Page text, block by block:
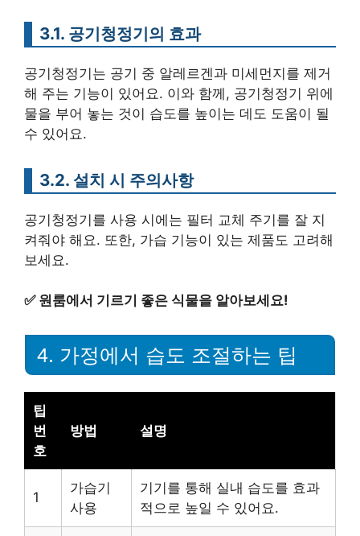
3.1. 공기청정기의 효과
공기청정기는 공기 중 알레르겐과 미세먼지를 제거
해 주는 기능이 있어요. 이와 함께, 공기청정기 위에
물을 부어 놓는 것이 습도를 높이는 데도 도움이 될
수 있어요.
3.2. 설치 시 주의사항
공기청정기를 사용 시에는 필터 교체 주기를 잘 지
켜줘야 해요. 또한, 가습 기능이 있는 제품도 고려해
보세요.
✅ 원룸에서 기르기 좋은 식물을 알아보세요!
4. 가정에서 습도 조절하는 팁
팁
번
호
방법 설명
1
가습기
사용
기기를 통해 실내 습도를 효과
적으로 높일 수 있어요.